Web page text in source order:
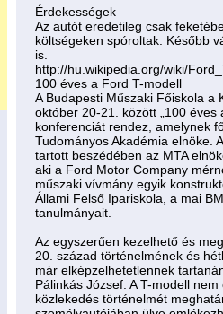
Érdekességek
Az autót eredetileg csak
költségeken spóroltak. Később
is.
http://hu.wikipedia.org/wiki/
100 éves a Ford T-modell
A Budapesti Műszaki Főiskola a
október 20-21. között „100
konferenciát rendez, amelynek
Tudományos Akadémia elnöke.
tartott beszédében az MTA
aki a Ford Motor Company
műszaki vívmány egyik
Állami Felső Ipariskola, a mai
tanulmányait.
Az egyszerűen kezelhető és
20. század történelmének és
már elképzelhetetlennek
Pálinkás József. A T-modell
közlekedés történelmét